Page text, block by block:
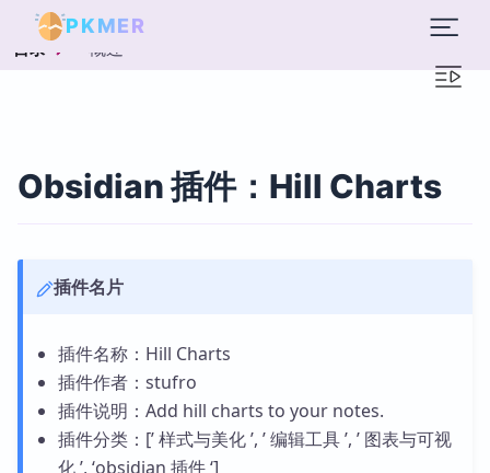
PKMER
目录 概述
Obsidian 插件：Hill Charts
插件名片
插件名称：Hill Charts
插件作者：stufro
插件说明：Add hill charts to your notes.
插件分类：[’ 样式与美化 ’, ’ 编辑工具 ’, ’ 图表与可视
化 ’, ‘obsidian 插件 ‘]